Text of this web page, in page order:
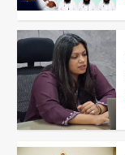
1